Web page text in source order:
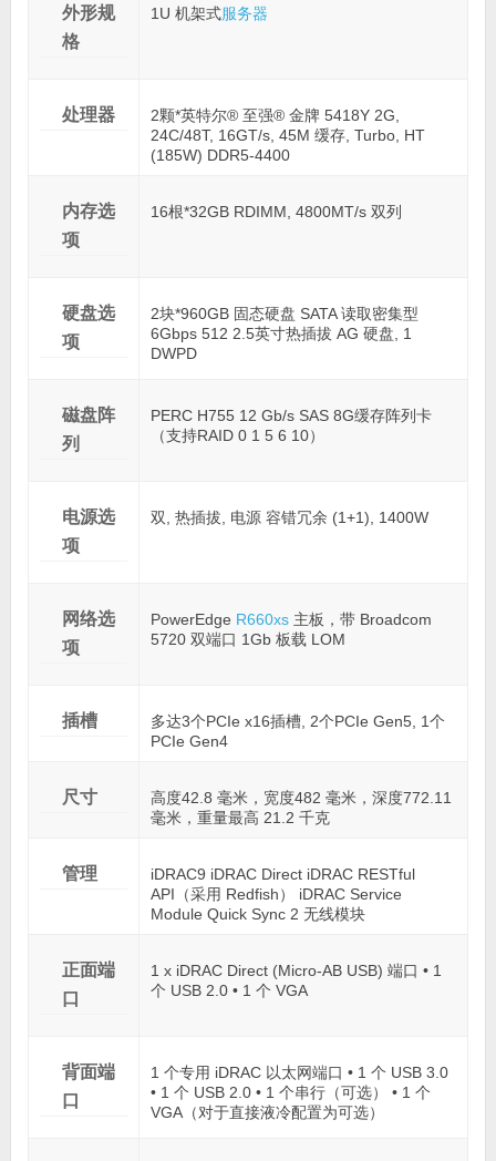
外形规
格
1U 机架式服务器
处理器
2颗*英特尔® 至强® 金牌 5418Y 2G,
24C/48T, 16GT/s, 45M 缓存, Turbo, HT
(185W) DDR5-4400
内存选
项
16根*32GB RDIMM, 4800MT/s 双列
硬盘选
项
2块*960GB 固态硬盘 SATA 读取密集型
6Gbps 512 2.5英寸热插拔 AG 硬盘, 1
DWPD
磁盘阵
列
PERC H755 12 Gb/s SAS 8G缓存阵列卡
（支持RAID 0 1 5 6 10）
电源选
项
双, 热插拔, 电源 容错冗余 (1+1), 1400W
网络选
项
PowerEdge R660xs主板，带 Broadcom
5720 双端口 1Gb 板载 LOM
插槽
多达3个PCIe x16插槽, 2个PCIe Gen5, 1个
PCIe Gen4
尺寸
高度42.8 毫米，宽度482 毫米，深度772.11
毫米，重量最高 21.2 千克
管理
iDRAC9 iDRAC Direct iDRAC RESTful
API（采用 Redfish） iDRAC Service
Module Quick Sync 2 无线模块
正面端
口
1 x iDRAC Direct (Micro-AB USB) 端口 • 1
个 USB 2.0 • 1 个 VGA
背面端
口
1 个专用 iDRAC 以太网端口 • 1 个 USB 3.0
• 1 个 USB 2.0 • 1 个串行（可选） • 1 个
VGA（对于直接液冷配置为可选）